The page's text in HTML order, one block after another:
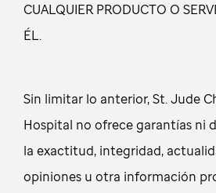
CUALQUIER PRODUCTO O
ÉL.
Sin limitar lo anterior, St. Jude
Hospital no ofrece garantías ni
la exactitud, integridad,
opiniones u otra información